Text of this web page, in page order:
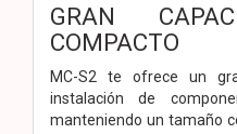
GRAN
COMPACTO
MC-S2 te ofrece un
instalación de
manteniendo un tamaño